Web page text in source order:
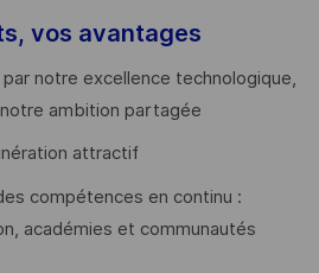
vos avantages
notre excellence technologique,
ambition partagée
attractif
compétences en continu :
académies et communautés